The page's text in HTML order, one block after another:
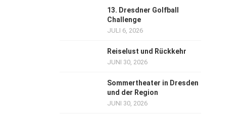
13. Dresdner Golfball
Challenge
JULI 6, 2026
Reiselust und Rückkehr
JUNI 30, 2026
Sommertheater in Dresden
und der Region
JUNI 30, 2026